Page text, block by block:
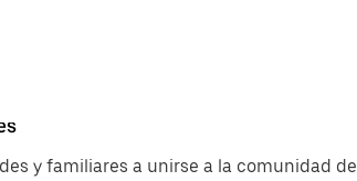
y familiares a unirse a la comunidad